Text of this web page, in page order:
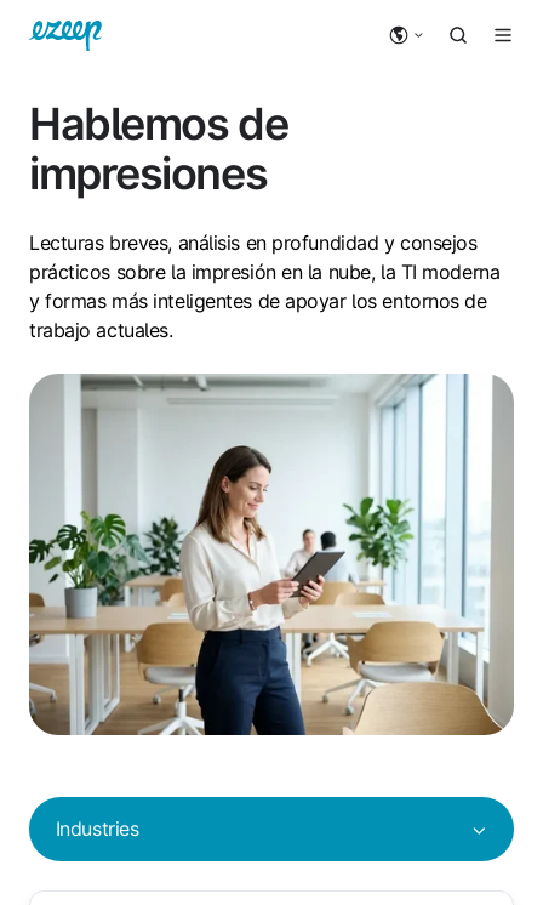
Hablemos de
impresiones
Lecturas breves, análisis en profundidad y consejos
prácticos sobre la impresión en la nube, la TI moderna
y formas más inteligentes de apoyar los entornos de
trabajo actuales.
Industries